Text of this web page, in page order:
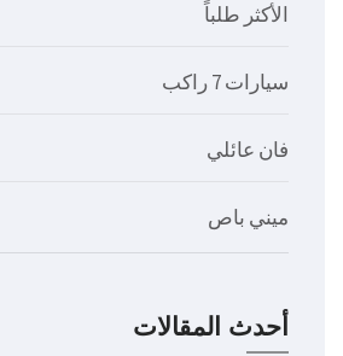
الأكثر طلباً
سيارات 7 راكب
فان عائلي
ميني باص
أحدث المقالات